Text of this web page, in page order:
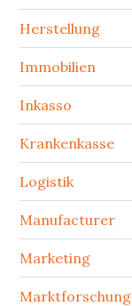
Herstellung
Immobilien
Inkasso
Krankenkasse
Logistik
Manufacturer
Marketing
Marktforschung